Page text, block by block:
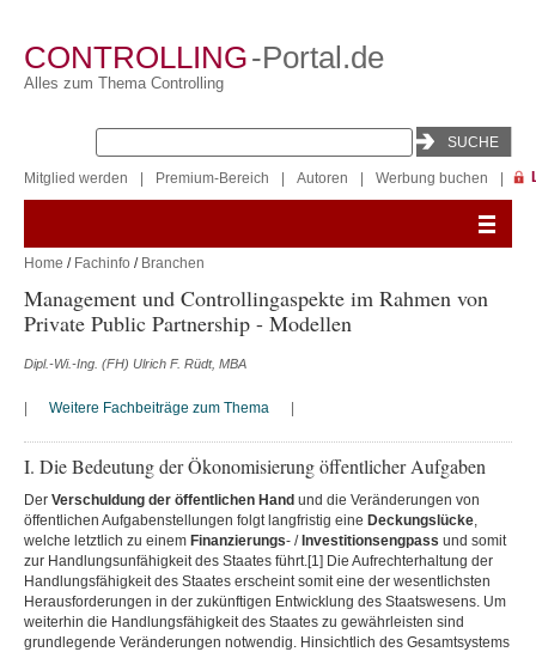
CONTROLLING-Portal.de
Alles zum Thema Controlling
Mitglied werden Premium-Bereich Autoren Werbung buchen
Home / Fachinfo / Branchen
Management und Controllingaspekte im Rahmen von
Private Public Partnership - Modellen
Dipl.-Wi.-Ing. (FH) Ulrich F. Rüdt, MBA
Weitere Fachbeiträge zum Thema
I. Die Bedeutung der Ökonomisierung öffentlicher Aufgaben
Der Verschuldung der öffentlichen Hand und die Veränderungen von
öffentlichen Aufgabenstellungen folgt langfristig eine Deckungslücke,
welche letztlich zu einem Finanzierungs- / Investitionsengpass und somit
zur Handlungsunfähigkeit des Staates führt.[1] Die Aufrechterhaltung der
Handlungsfähigkeit des Staates erscheint somit eine der wesentlichsten
Herausforderungen in der zukünftigen Entwicklung des Staatswesens. Um
weiterhin die Handlungsfähigkeit des Staates zu gewährleisten sind
grundlegende Veränderungen notwendig. Hinsichtlich des Gesamtsystems